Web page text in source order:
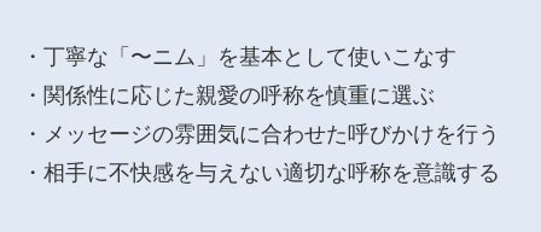
・丁寧な「〜ニム」を基本として使いこなす
・関係性に応じた親愛の呼称を慎重に選ぶ
・メッセージの雰囲気に合わせた呼びかけを行う
・相手に不快感を与えない適切な呼称を意識する